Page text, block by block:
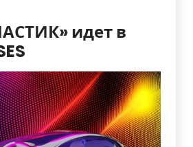
идет в